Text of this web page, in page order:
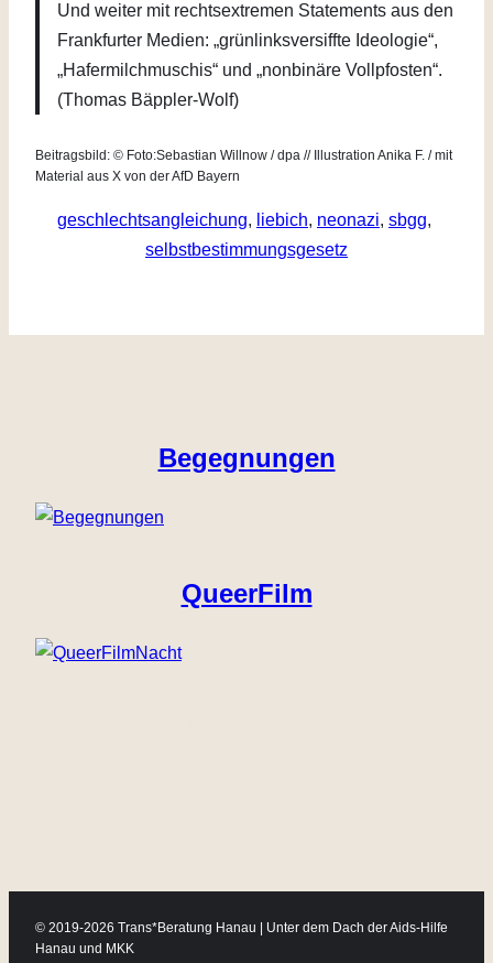
Und weiter mit rechtsextremen Statements aus den
Frankfurter Medien: „grünlinksversiffte Ideologie“,
„Hafermilchmuschis“ und „nonbinäre Vollpfosten“.
(Thomas Bäppler-Wolf)
Beitragsbild: © Foto:Sebastian Willnow / dpa // Illustration Anika F. / mit
Material aus X von der AfD Bayern
geschlechtsangleichung, liebich, neonazi, sbgg,
selbstbestimmungsgesetz
Begegnungen
QueerFilm
© 2019-2026 Trans*Beratung Hanau | Unter dem Dach der Aids-Hilfe
Hanau und MKK